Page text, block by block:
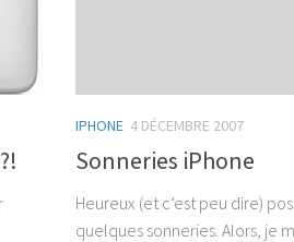
IPHONE 4 DÉCEMBRE 2007
Sonneries iPhone
Heureux (et c’est peu dire)
quelques sonneries. Alors, je